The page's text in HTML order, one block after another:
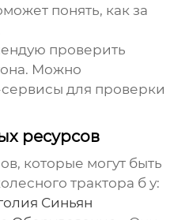
понять, как за
проверить
Можно
для проверки
ресурсов
которые могут быть
трактора б у:
Синьян